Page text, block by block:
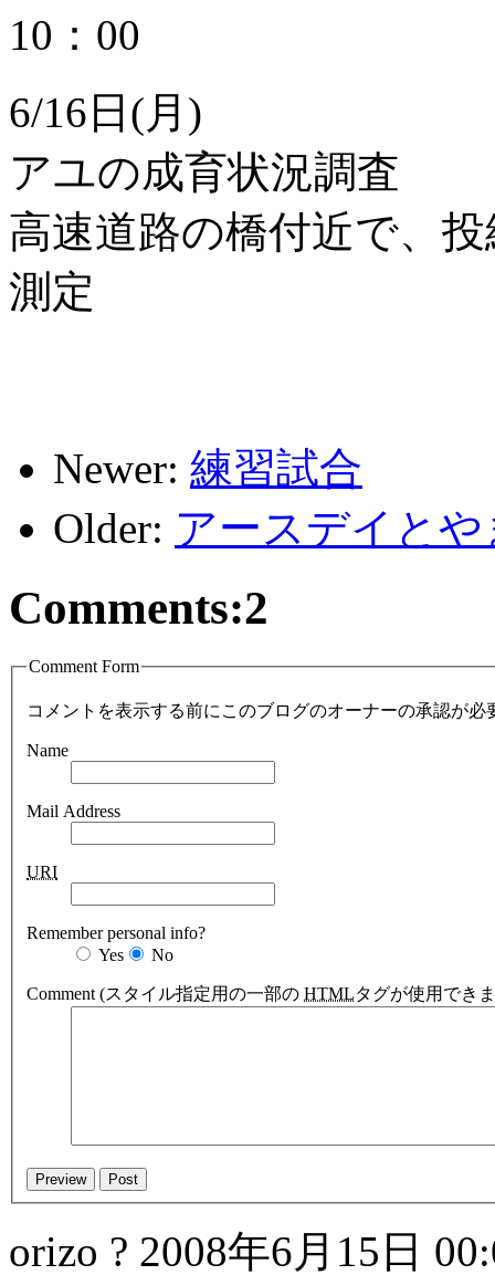
10：00
6/16日(月)
アユの成育状況調査
高速道路の橋付近で、
測定
Newer: 練習試合
Older: アースデイとや
Comments:2
Comment Form
コメントを表示する前にこのブログのオーナーの承認が必
Name
Mail Address
URI
Remember personal info?
Yes
No
Comment (スタイル指定用の一部の HTMLタグが使用でき
orizo ? 2008年6月15日